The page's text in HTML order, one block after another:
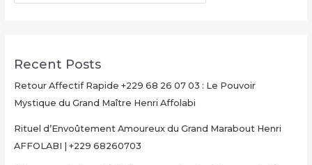
68260703
Recent Posts
Retour Affectif Rapide +229 68 26 07 03 : Le Pouvoir
Mystique du Grand Maître Henri Affolabi
Rituel d’Envoûtement Amoureux du Grand Marabout Henri
AFFOLABI | +229 68260703